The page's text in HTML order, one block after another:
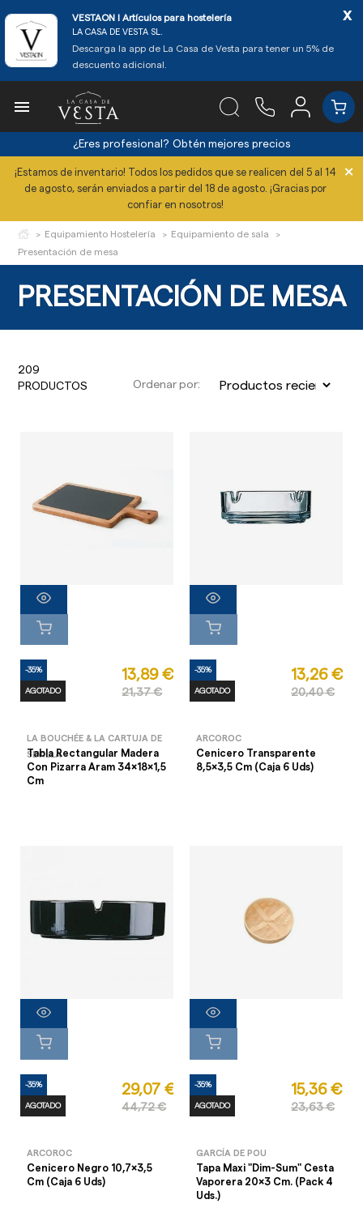
VESTAON l Artículos para hostelería
LA CASA DE VESTA SL.
Descarga la app de La Casa de Vesta para tener un 5% de
descuento adicional.
x

¿Eres profesional? Obtén mejores precios
¡Estamos de inventario! Todos los pedidos que se realicen del 5 al 14
de agosto, serán enviados a partir del 18 de agosto. ¡Gracias por
confiar en nosotros!
×
Equipamiento Hostelería
Equipamiento de sala
Presentación de mesa
PRESENTACIÓN DE MESA
209
PRODUCTOS
Ordenar por:
-35%
AGOTADO
13,89 €
21,37 €
LA BOUCHÉE & LA CARTUJA DE
SEVILLA
Tabla Rectangular Madera
Con Pizarra Aram 34x18x1,5
Cm
-35%
AGOTADO
13,26 €
20,40 €
ARCOROC
Cenicero Transparente
8,5x3,5 Cm (Caja 6 Uds)
-35%
AGOTADO
29,07 €
44,72 €
ARCOROC
Cenicero Negro 10,7x3,5
Cm (Caja 6 Uds)
-35%
AGOTADO
15,36 €
23,63 €
GARCÍA DE POU
Tapa Maxi "Dim-Sum" Cesta
Vaporera 20x3 Cm. (Pack 4
Uds.)